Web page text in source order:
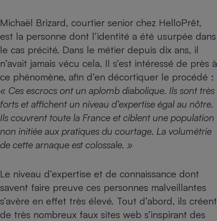
Michaël Brizard, courtier senior chez HelloPrêt,
est la personne dont l’identité a été usurpée dans
le cas précité. Dans le métier depuis dix ans, il
n’avait jamais vécu cela. Il s’est intéressé de près à
ce phénomène, afin d’en décortiquer le procédé :
« Ces escrocs ont un aplomb diabolique. Ils sont très
forts et affichent un niveau d’expertise égal au nôtre.
Ils couvrent toute la France et ciblent une population
non initiée aux pratiques du courtage. La volumétrie
de cette arnaque est colossale. »
Le niveau d’expertise et de connaissance dont
savent faire preuve ces personnes malveillantes
s’avère en effet très élevé. Tout d’abord, ils créent
de très nombreux faux sites web s’inspirant des